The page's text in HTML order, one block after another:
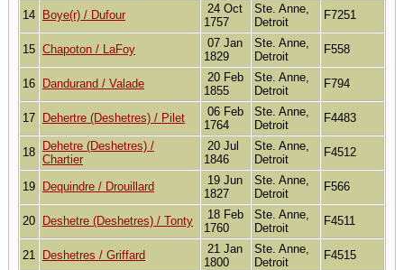
14 Boye(r) / Dufour
24 Oct
1757
Ste. Anne,
Detroit
F7251
15 Chapoton / LaFoy
07 Jan
1829
Ste. Anne,
Detroit
F558
16 Dandurand / Valade
20 Feb
1855
Ste. Anne,
Detroit
F794
17 Dehertre (Deshetres) / Pilet
06 Feb
1764
Ste. Anne,
Detroit
F4483
18
Dehetre (Deshetres) /
Chartier
20 Jul
1846
Ste. Anne,
Detroit
F4512
19 Dequindre / Drouillard
19 Jun
1827
Ste. Anne,
Detroit
F566
20 Deshetre (Deshetres) / Tonty
18 Feb
1760
Ste. Anne,
Detroit
F4511
21 Deshetres / Griffard
21 Jan
1800
Ste. Anne,
Detroit
F4515